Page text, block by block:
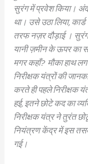
सुरंग में प्रवेश किया।
था। उसे उठालिया,
तरफ नज़र दौड़ाई ।
यानी ज़मीन के ऊपर
मगर कहाँ? मौका हाथ
निरीक्षक यंत्रों की
करते ही पहले निरीक्षक
हई, इतनेछोटे कद का
निरीक्षक यंत्र ने तुरंत
नियंत्रण केंद्र में इस
गई।